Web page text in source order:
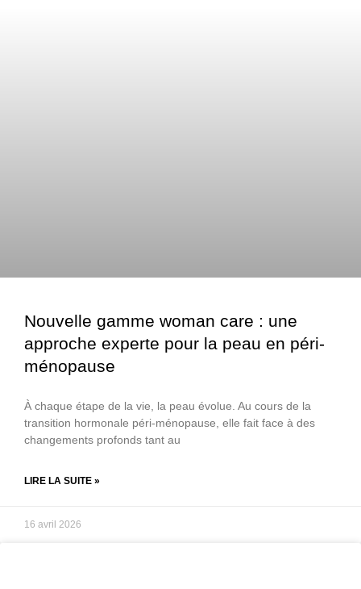
Nouvelle gamme woman care : une
approche experte pour la peau en péri-
ménopause
À chaque étape de la vie, la peau évolue. Au cours de la
transition hormonale péri-ménopause, elle fait face à des
changements profonds tant au
LIRE LA SUITE »
16 avril 2026